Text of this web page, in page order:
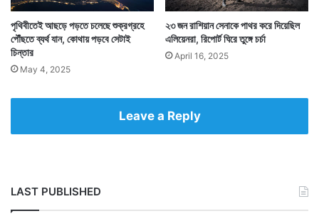
Tags Russia
পৃথিবীতেই আছড়ে পড়তে চলেছে শুক্রগ্রহে
পৌঁছতে ব্যর্থ যান, কোথায় পড়বে সেটাই
চিন্তার
May 4, 2025
২৩ জন রাশিয়ান সেনাকে পাথর করে দিয়েছিল
এলিয়েনরা, রিপোর্ট ঘিরে তুঙ্গে চর্চা
April 16, 2025
Leave a Reply
LAST PUBLISHED